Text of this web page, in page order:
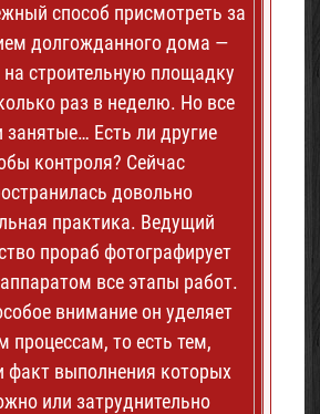
способ присмотреть за
долгожданного дома —
строительную площадку
раз в неделю. Но все
Есть ли другие
контроля? Сейчас
довольно
практика. Ведущий
прораб фотографирует
все этапы работ.
внимание он уделяет
процессам, то есть тем,
факт выполнения которых
или затруднительно